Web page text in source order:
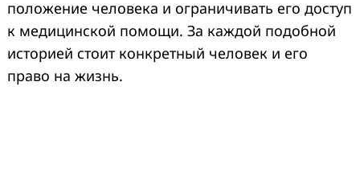
положение человека и ограничивать его доступ
к медицинской помощи. За каждой подобной
историей стоит конкретный человек и его
право на жизнь.